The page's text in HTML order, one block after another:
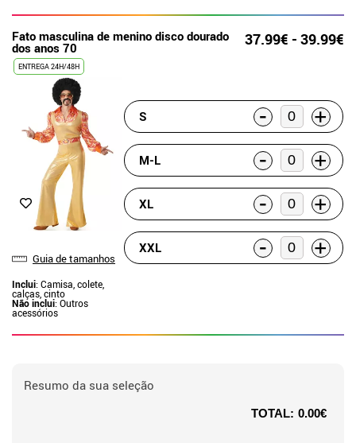
Fato masculina de menino disco dourado
dos anos 70 37.99€ - 39.99€
ENTREGA 24H/48H
Guia de tamanhos
Inclui: Camisa, colete,
calças, cinto
Não inclui: Outros
acessórios
S - +
M-L - +
XL - +
XXL - +
Resumo da sua seleção
TOTAL: 0.00€